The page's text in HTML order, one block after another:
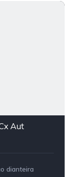
Aut
dianteira